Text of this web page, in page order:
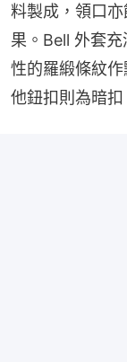
料製成，領口
果。Bell 外套
性的羅緞條紋
他鈕扣則為暗扣